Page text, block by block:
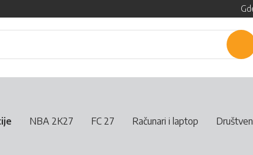
NBA 2K27 FC 27 Računari i laptop